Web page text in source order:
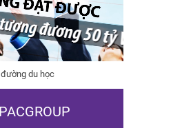
đường du học